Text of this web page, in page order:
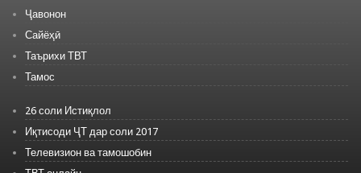
Ҷавонон
Сайёҳӣ
Таърихи ТВТ
Тамос
26 соли Истиқлол
Иқтисоди ҶТ дар соли 2017
Телевизион ва тамошобин